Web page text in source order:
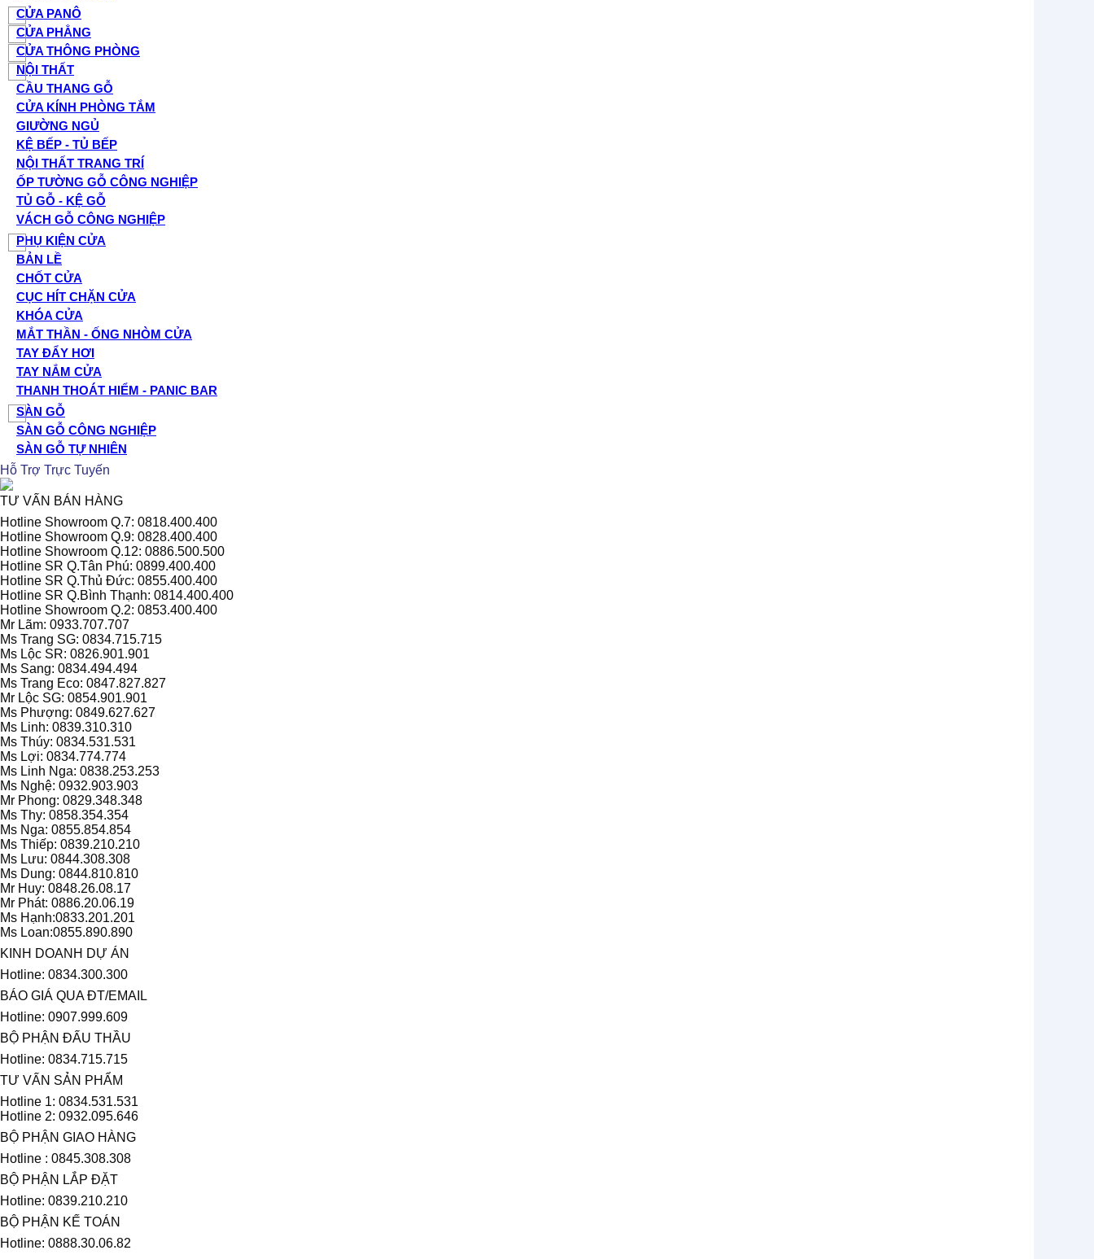
CỬA PANÔ
CỬA PHẲNG
CỬA THÔNG PHÒNG
NỘI THẤT
CẦU THANG GỖ
CỬA KÍNH PHÒNG TẮM
GIƯỜNG NGỦ
KỆ BẾP - TỦ BẾP
NỘI THẤT TRANG TRÍ
ỐP TƯỜNG GỖ CÔNG NGHIỆP
TỦ GỖ - KỆ GỖ
VÁCH GỖ CÔNG NGHIỆP
PHỤ KIỆN CỬA
BẢN LỀ
CHỐT CỬA
CỤC HÍT CHẶN CỬA
KHÓA CỬA
MẮT THẦN - ỐNG NHÒM CỬA
TAY ĐẨY HƠI
TAY NẮM CỬA
THANH THOÁT HIỂM - PANIC BAR
SÀN GỖ
SÀN GỖ CÔNG NGHIỆP
SÀN GỖ TỰ NHIÊN
Hỗ Trợ Trực Tuyến
TƯ VẤN BÁN HÀNG
Hotline Showroom Q.7: 0818.400.400
Hotline Showroom Q.9: 0828.400.400
Hotline Showroom Q.12: 0886.500.500
Hotline SR Q.Tân Phú: 0899.400.400
Hotline SR Q.Thủ Đức: 0855.400.400
Hotline SR Q.Bình Thạnh: 0814.400.400
Hotline Showroom Q.2: 0853.400.400
Mr Lãm: 0933.707.707
Ms Trang SG: 0834.715.715
Ms Lộc SR: 0826.901.901
Ms Sang: 0834.494.494
Ms Trang Eco: 0847.827.827
Mr Lộc SG: 0854.901.901
Ms Phượng: 0849.627.627
Ms Linh: 0839.310.310
Ms Thúy: 0834.531.531
Ms Lợi: 0834.774.774
Ms Linh Nga: 0838.253.253
Ms Nghệ: 0932.903.903
Mr Phong: 0829.348.348
Ms Thy: 0858.354.354
Ms Nga: 0855.854.854
Ms Thiếp: 0839.210.210
Ms Lưu: 0844.308.308
Ms Dung: 0844.810.810
Mr Huy: 0848.26.08.17
Mr Phát: 0886.20.06.19
Ms Hạnh:0833.201.201
Ms Loan:0855.890.890
KINH DOANH DỰ ÁN
Hotline: 0834.300.300
BÁO GIÁ QUA ĐT/EMAIL
Hotline: 0907.999.609
BỘ PHẬN ĐẤU THẦU
Hotline: 0834.715.715
TƯ VẤN SẢN PHẨM
Hotline 1: 0834.531.531
Hotline 2: 0932.095.646
BỘ PHẬN GIAO HÀNG
Hotline : 0845.308.308
BỘ PHẬN LẮP ĐẶT
Hotline: 0839.210.210
BỘ PHẬN KẾ TOÁN
Hotline: 0888.30.06.82